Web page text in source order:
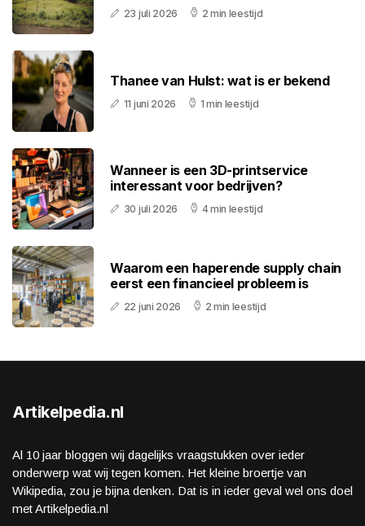
23 juli 2026 2 min leestijd
Thanee van Hulst: wat is er bekend
11 juni 2026 1 min leestijd
Wanneer is een 3D-printservice
interessant voor bedrijven?
30 juli 2026 4 min leestijd
Waarom een haperende supply chain
eerst een financieel probleem is
22 juni 2026 2 min leestijd
Artikelpedia.nl
Al 10 jaar bloggen wij dagelijks vraagstukken over ieder
onderwerp wat wij tegen komen. Het kleine broertje van
Wikipedia, zou je bijna denken. Dat is in ieder geval wel ons doel
met Artikelpedia.nl